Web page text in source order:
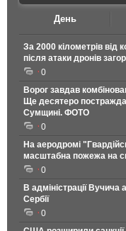
День
За 2000 кілометрів від
після атаки дронів
0
Ворог завдав
Ще десятеро
Сумщині. ФОТО
0
На аеродромі
масштабна пожежа на
0
В адміністрації
Сербії
0